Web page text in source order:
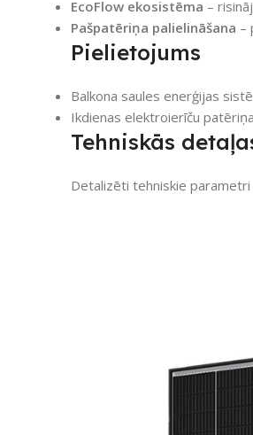
EcoFlow ekosistēma –
Pašpatēriņa palielināšana –
Pielietojums
Balkona saules enerģijas
Ikdienas elektroierīču
Tehniskās
Detalizēti tehniskie parametri